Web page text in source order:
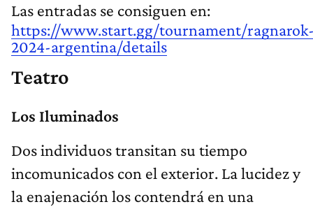
Las entradas se consiguen en:
https://www.start.gg/tournament/
2024-argentina/details
Teatro
Los Iluminados
Dos individuos transitan su tiempo
incomunicados con el exterior. La lucidez y
la enajenación los contendrá en una